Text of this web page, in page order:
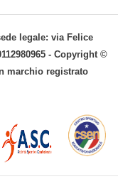
legale: via Felice
- Copyright ©
marchio registrato